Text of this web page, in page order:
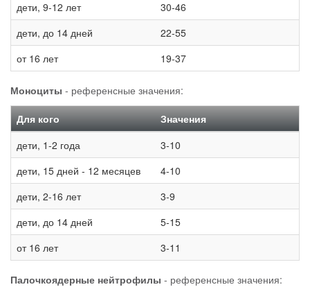
дети, 9-12 лет
30-46
дети, до 14 дней
22-55
от 16 лет
19-37
Моноциты - референсные значения:
Для кого
Значения
дети, 1-2 года
3-10
дети, 15 дней - 12 месяцев
4-10
дети, 2-16 лет
3-9
дети, до 14 дней
5-15
от 16 лет
3-11
Палочкоядерные нейтрофилы - референсные значения: